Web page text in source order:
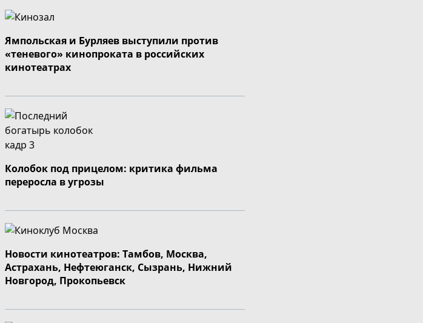
Ямпольская и Бурляев выступили против
«теневого» кинопроката в российских
кинотеатрах
Колобок под прицелом: критика фильма
переросла в угрозы
Новости кинотеатров: Тамбов, Москва,
Астрахань, Нефтеюганск, Сызрань, Нижний
Новгород, Прокопьевск